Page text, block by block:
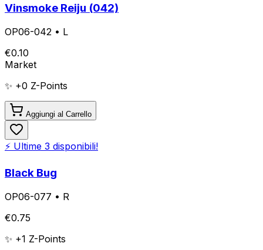
Vinsmoke Reiju (042)
OP06-042 • L
€0.10
Market
✨ +0 Z-Points
Aggiungi al Carrello
⚡ Ultime 3 disponibili!
Black Bug
OP06-077 • R
€0.75
✨ +1 Z-Points